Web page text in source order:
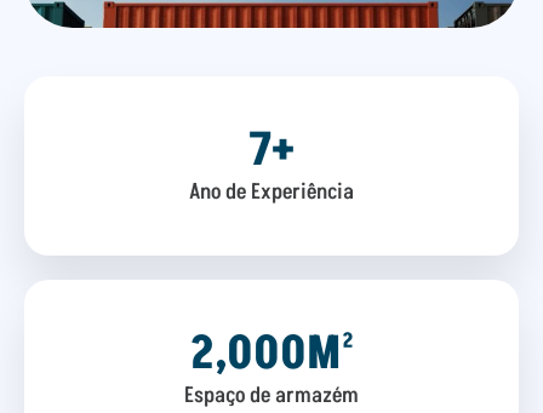
Ano de Experiência
7+
Espaço de armazém
2,000M²